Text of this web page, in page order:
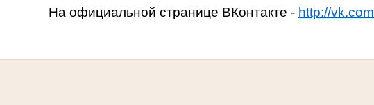
На официальной странице ВКонтакте - http://